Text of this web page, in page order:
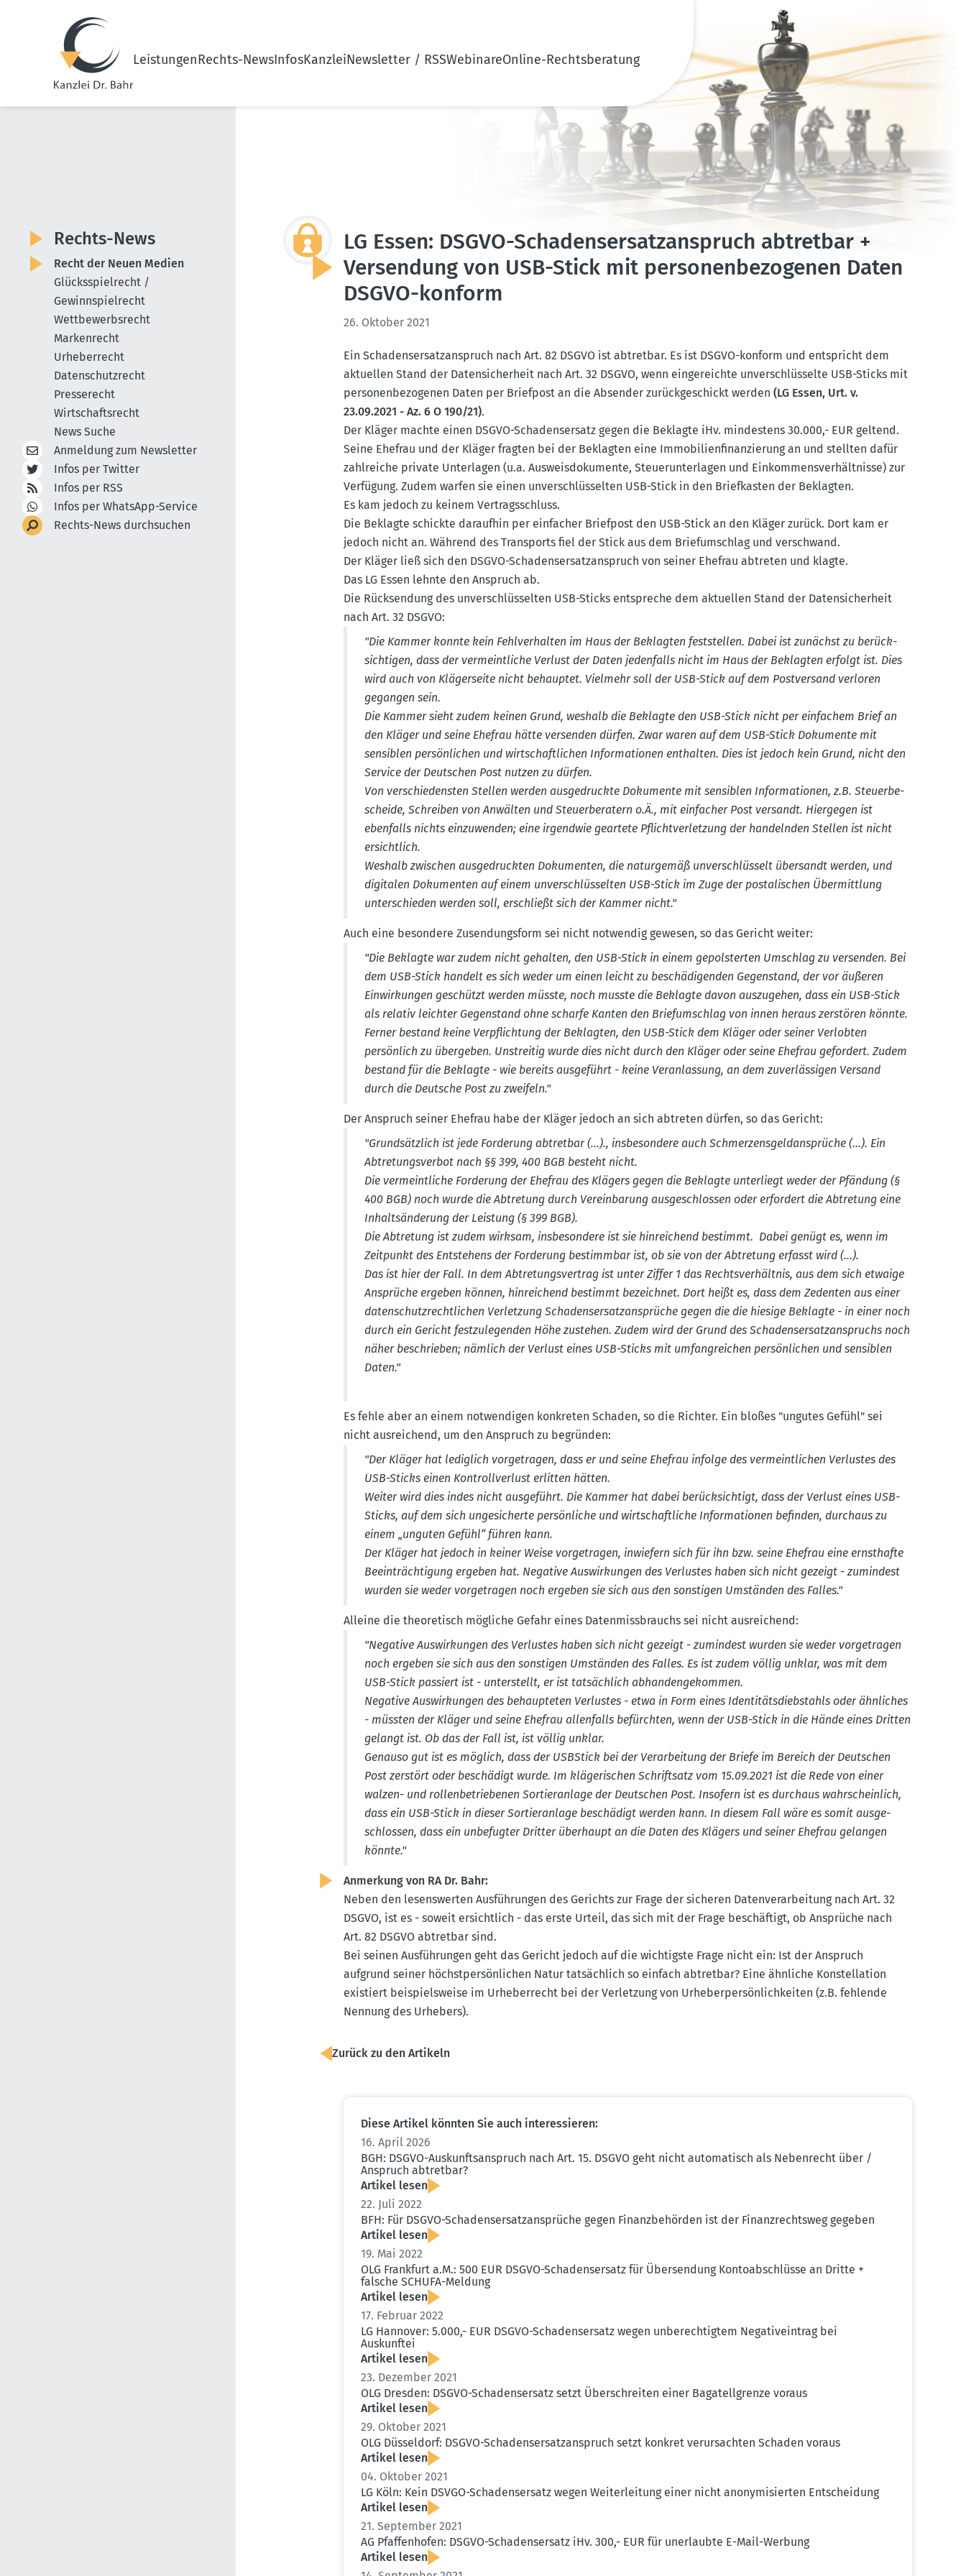
LeistungenRechts-NewsInfosKanzleiNewsletter / RSSWebinareOnline-Rechtsberatung
LG Essen: DSGVO-Schadens­er­satz­an­spruch abtretbar +
Versendung von USB-Stick mit perso­nen­be­zo­genen Daten
DSGVO-konform
26. Oktober 2021
Ein Schadens­er­satz­an­spruch nach Art. 82 DSGVO ist abtretbar. Es ist DSGVO-konform und entspricht dem
aktuellen Stand der Daten­si­cherheit nach Art. 32 DSGVO, wenn einge­reichte unver­schlüs­selte USB-Sticks mit
perso­nen­be­zo­genen Daten per Briefpost an die Absender zurück­ge­schickt werden(LG Essen, Urt. v.
23.09.2021 - Az. 6 O 190/21).
Der Kläger machte einen DSGVO-Schadens­ersatz gegen die Beklagte iHv. mindestens 30.000,- EUR geltend.
Seine Ehefrau und der Kläger fragten bei der Beklagten eine Immobi­li­en­fi­nan­zierung an und stellten dafür
zahlreiche private Unter­lagen (u.a. Ausweis­do­ku­mente, Steuer­un­ter­lagen und Einkom­mens­ver­hält­nisse) zur
Verfügung. Zudem warfen sie einen unver­schlüs­selten USB-Stick in den Brief­kasten der Beklagten.
Es kam jedoch zu keinem Vertrags­schluss.
Die Beklagte schickte daraufhin per einfacher Briefpost den USB-Stick an den Kläger zurück. Dort kam er
jedoch nicht an. Während des Trans­ports fiel der Stick aus dem Brief­um­schlag und verschwand.
Der Kläger ließ sich den DSGVO-Schadens­er­satz­an­spruch von seiner Ehefrau abtreten und klagte.
Das LG Essen lehnte den Anspruch ab.
Die Rücksendung des unver­schlüs­selten USB-Sticks entspreche dem aktuellen Stand der Daten­si­cherheit
nach Art. 32 DSGVO:
"Die Kammer konnte kein Fehlver­halten im Haus der Beklagten feststellen. Dabei ist zunächst zu berück­
sich­tigen, dass der vermeint­liche Verlust der Daten jeden­falls nicht im Haus der Beklagten erfolgt ist. Dies
wird auch von Kläger­seite nicht behauptet. Vielmehr soll der USB-Stick auf dem Postversand verloren
gegangen sein.
Die Kammer sieht zudem keinen Grund, weshalb die Beklagte den USB-Stick nicht per einfachem Brief an
den Kläger und seine Ehefrau hätte versenden dürfen. Zwar waren auf dem USB-Stick Dokumente mit
sensiblen persön­lichen und wirtschaft­lichen Infor­ma­tionen enthalten. Dies ist jedoch kein Grund, nicht den
Service der Deutschen Post nutzen zu dürfen.
Von verschie­densten Stellen werden ausge­druckte Dokumente mit sensiblen Infor­ma­tionen, z.B. Steuer­be­
scheide, Schreiben von Anwälten und Steuer­be­ratern o.Ä., mit einfacher Post versandt. Hiergegen ist
ebenfalls nichts einzu­wenden; eine irgendwie geartete Pflicht­ver­letzung der handelnden Stellen ist nicht
ersichtlich.
Weshalb zwischen ausge­druckten Dokumenten, die natur­gemäß unver­schlüsselt übersandt werden, und
digitalen Dokumenten auf einem unver­schlüs­selten USB-Stick im Zuge der posta­li­schen Übermittlung
unter­schieden werden soll, erschließt sich der Kammer nicht."
Auch eine besondere Zusen­dungsform sei nicht notwendig gewesen, so das Gericht weiter:
"Die Beklagte war zudem nicht gehalten, den USB-Stick in einem gepols­terten Umschlag zu versenden. Bei
dem USB-Stick handelt es sich weder um einen leicht zu beschä­di­genden Gegen­stand, der vor äußeren
Einwir­kungen geschützt werden müsste, noch musste die Beklagte davon auszu­gehen, dass ein USB-Stick
als relativ leichter Gegen­stand ohne scharfe Kanten den Brief­um­schlag von innen heraus zerstören könnte.
Ferner bestand keine Verpflichtung der Beklagten, den USB-Stick dem Kläger oder seiner Verlobten
persönlich zu übergeben. Unstreitig wurde dies nicht durch den Kläger oder seine Ehefrau gefordert. Zudem
bestand für die Beklagte - wie bereits ausge­führt - keine Veran­lassung, an dem zuver­läs­sigen Versand
durch die Deutsche Post zu zweifeln."
Der Anspruch seiner Ehefrau habe der Kläger jedoch an sich abtreten dürfen, so das Gericht:
"Grund­sätzlich ist jede Forderung abtretbar (...)., insbe­sondere auch Schmer­zens­geld­an­sprüche (...). Ein
Abtre­tungs­verbot nach §§ 399, 400 BGB besteht nicht.
Die vermeint­liche Forderung der Ehefrau des Klägers gegen die Beklagte unter­liegt weder der Pfändung (§
400 BGB) noch wurde die Abtretung durch Verein­barung ausge­schlossen oder erfordert die Abtretung eine
Inhalts­än­derung der Leistung (§ 399 BGB).
Die Abtretung ist zudem wirksam, insbe­sondere ist sie hinrei­chend bestimmt. Dabei genügt es, wenn im
Zeitpunkt des Entstehens der Forderung bestimmbar ist, ob sie von der Abtretung erfasst wird (...).
Das ist hier der Fall. In dem Abtre­tungs­vertrag ist unter Ziffer 1 das Rechts­ver­hältnis, aus dem sich etwaige
Ansprüche ergeben können, hinrei­chend bestimmt bezeichnet. Dort heißt es, dass dem Zedenten aus einer
daten­schutz­recht­lichen Verletzung Schadens­er­satz­an­sprüche gegen die die hiesige Beklagte - in einer noch
durch ein Gericht festzu­le­genden Höhe zustehen. Zudem wird der Grund des Schadens­er­satz­an­spruchs noch
näher beschrieben; nämlich der Verlust eines USB-Sticks mit umfang­reichen persön­lichen und sensiblen
Daten."
Es fehle aber an einem notwen­digen konkreten Schaden, so die Richter. Ein bloßes "ungutes Gefühl" sei
nicht ausrei­chend, um den Anspruch zu begründen:
"Der Kläger hat lediglich vorge­tragen, dass er und seine Ehefrau infolge des vermeint­lichen Verlustes des
USB-Sticks einen Kontroll­verlust erlitten hätten.
Weiter wird dies indes nicht ausge­führt. Die Kammer hat dabei berück­sichtigt, dass der Verlust eines USB-
Sticks, auf dem sich ungesi­cherte persön­liche und wirtschaft­liche Infor­ma­tionen befinden, durchaus zu
einem „unguten Gefühl“ führen kann.
Der Kläger hat jedoch in keiner Weise vorge­tragen, inwiefern sich für ihn bzw. seine Ehefrau eine ernst­hafte
Beein­träch­tigung ergeben hat. Negative Auswir­kungen des Verlustes haben sich nicht gezeigt - zumindest
wurden sie weder vorge­tragen noch ergeben sie sich aus den sonstigen Umständen des Falles."
Alleine die theore­tisch mögliche Gefahr eines Daten­miss­brauchs sei nicht ausrei­chend:
"Negative Auswir­kungen des Verlustes haben sich nicht gezeigt - zumindest wurden sie weder vorge­tragen
noch ergeben sie sich aus den sonstigen Umständen des Falles. Es ist zudem völlig unklar, was mit dem
USB-Stick passiert ist - unter­stellt, er ist tatsächlich abhan­den­ge­kommen.
Negative Auswir­kungen des behaup­teten Verlustes - etwa in Form eines Identi­täts­dieb­stahls oder ähnliches
- müssten der Kläger und seine Ehefrau allen­falls befürchten, wenn der USB-Stick in die Hände eines Dritten
gelangt ist. Ob das der Fall ist, ist völlig unklar.
Genauso gut ist es möglich, dass der USB­Stick bei der Verar­beitung der Briefe im Bereich der Deutschen
Post zerstört oder beschädigt wurde. Im kläge­ri­schen Schriftsatz vom 15.09.2021 ist die Rede von einer
walzen- und rollen­be­trie­benen Sortier­anlage der Deutschen Post. Insofern ist es durchaus wahrscheinlich,
dass ein USB-Stick in dieser Sortier­anlage beschädigt werden kann. In diesem Fall wäre es somit ausge­
schlossen, dass ein unbefugter Dritter überhaupt an die Daten des Klägers und seiner Ehefrau gelangen
könnte."
Anmerkung von RA Dr. Bahr:
Neben den lesens­werten Ausfüh­rungen des Gerichts zur Frage der sicheren Daten­ver­ar­beitung nach Art. 32
DSGVO, ist es - soweit ersichtlich - das erste Urteil, das sich mit der Frage beschäftigt, ob Ansprüche nach
Art. 82 DSGVO abtretbar sind.
Bei seinen Ausfüh­rungen geht das Gericht jedoch auf die wichtigste Frage nicht ein: Ist der Anspruch
aufgrund seiner höchst­per­sön­lichen Natur tatsächlich so einfach abtretbar? Eine ähnliche Konstel­lation
existiert beispiels­weise im Urheber­recht bei der Verletzung von Urheber­per­sön­lich­keiten (z.B. fehlende
Nennung des Urhebers).
Zurück zu den Artikeln
Diese Artikel könnten Sie auch inter­es­sieren:
16. April 2026
BGH: DSGVO-Auskunfts­an­spruch nach Art. 15. DSGVO geht nicht automa­tisch als Neben­recht über /
Anspruch abtretbar?
Artikel lesen
22. Juli 2022
BFH: Für DSGVO-Schadens­er­satz­an­sprüche gegen Finanz­be­hörden ist der Finanz­rechtsweg gegeben
Artikel lesen
19. Mai 2022
OLG Frankfurt a.M.: 500 EUR DSGVO-Schadens­ersatz für Übersendung Konto­ab­schlüsse an Dritte +
falsche SCHUFA-Meldung
Artikel lesen
17. Februar 2022
LG Hannover: 5.000,- EUR DSGVO-Schadens­ersatz wegen unberech­tigtem Negativ­eintrag bei
Auskunftei
Artikel lesen
23. Dezember 2021
OLG Dresden: DSGVO-Schadens­ersatz setzt Überschreiten einer Bagatell­grenze voraus
Artikel lesen
29. Oktober 2021
OLG Düsseldorf: DSGVO-Schadens­er­satz­an­spruch setzt konkret verur­sachten Schaden voraus
Artikel lesen
04. Oktober 2021
LG Köln: Kein DSVGO-Schadens­ersatz wegen Weiter­leitung einer nicht anony­mi­sierten Entscheidung
Artikel lesen
21. September 2021
AG Pfaffen­hofen: DSGVO-Schadens­ersatz iHv. 300,- EUR für unerlaubte E-Mail-Werbung
Artikel lesen
Rechts-News
Recht der Neuen Medien
Glücksspielrecht /
Gewinnspielrecht
Wettbewerbsrecht
Markenrecht
Urheberrecht
Datenschutzrecht
Presserecht
Wirtschaftsrecht
News Suche
Anmeldung zum Newsletter
Infos per Twitter
Infos per RSS
Infos per WhatsApp-Service
Rechts-News durchsuchen